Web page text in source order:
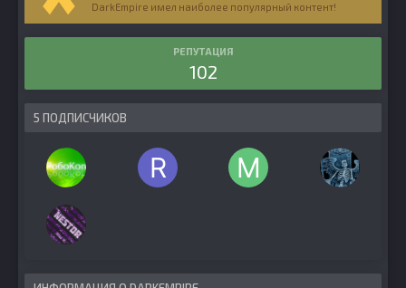
DarkEmpire имел наиболее популярный контент!
РЕПУТАЦИЯ
102
5 ПОДПИСЧИКОВ